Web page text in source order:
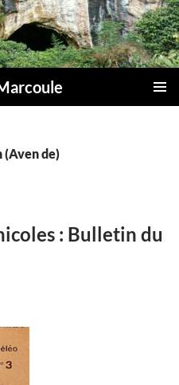
(Aven de)
: Bulletin du